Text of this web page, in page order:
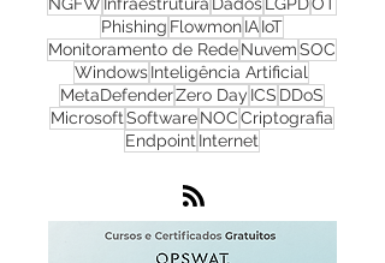
RedesFirewallWhatsUp GoldCheck Point
CibersegurançaCloudZero TrustOPSWAT
NGFWInfraestruturaDadosLGPDOT
PhishingFlowmonIAIoT
Monitoramento de RedeNuvemSOC
WindowsInteligência Artificial
MetaDefenderZero DayICS
EndpointInternet